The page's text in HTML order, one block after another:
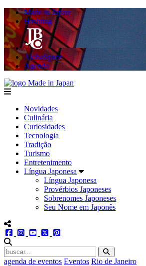
Made in Japan
Hashitag
AkibaSpace
Agenda
menu
Novidades
Culinária
Curiosidades
Tecnologia
Tradição
Turismo
Entretenimento
Língua Japonesa
Língua Japonesa
Provérbios Japoneses
Sobrenomes Japoneses
Seu Nome em Japonês
menu redes social
facebookinstagram
youtube
twitter
agenda de eventos Eventos Rio de Janeiro